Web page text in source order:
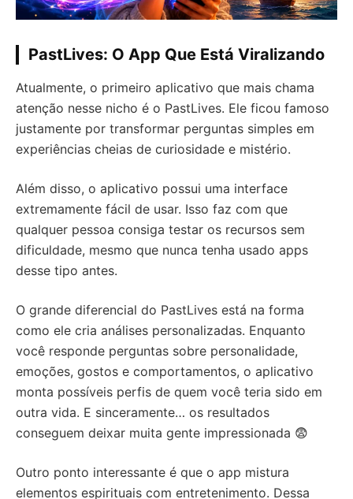
PastLives: O App Que Está Viralizando
Atualmente, o primeiro aplicativo que mais chama
atenção nesse nicho é o PastLives. Ele ficou famoso
justamente por transformar perguntas simples em
experiências cheias de curiosidade e mistério.
Além disso, o aplicativo possui uma interface
extremamente fácil de usar. Isso faz com que
qualquer pessoa consiga testar os recursos sem
dificuldade, mesmo que nunca tenha usado apps
desse tipo antes.
O grande diferencial do PastLives está na forma
como ele cria análises personalizadas. Enquanto
você responde perguntas sobre personalidade,
emoções, gostos e comportamentos, o aplicativo
monta possíveis perfis de quem você teria sido em
outra vida. E sinceramente… os resultados
conseguem deixar muita gente impressionada 😨
Outro ponto interessante é que o app mistura
elementos espirituais com entretenimento. Dessa